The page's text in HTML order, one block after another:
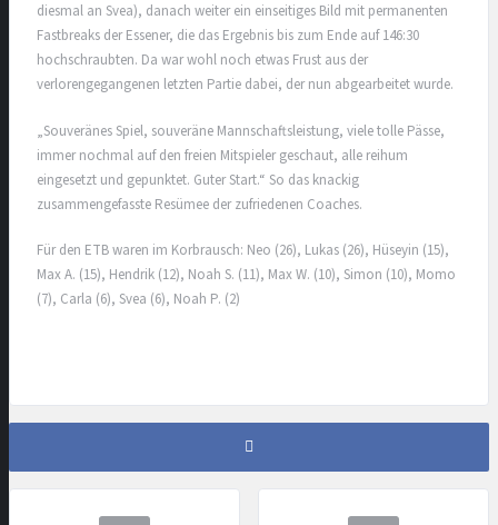
diesmal an Svea), danach weiter ein einseitiges Bild mit permanenten
Fastbreaks der Essener, die das Ergebnis bis zum Ende auf 146:30
hochschraubten. Da war wohl noch etwas Frust aus der
verlorengegangenen letzten Partie dabei, der nun abgearbeitet wurde.
„Souveränes Spiel, souveräne Mannschaftsleistung, viele tolle Pässe,
immer nochmal auf den freien Mitspieler geschaut, alle reihum
eingesetzt und gepunktet. Guter Start.“ So das knackig
zusammengefasste Resümee der zufriedenen Coaches.
Für den ETB waren im Korbrausch: Neo (26), Lukas (26), Hüseyin (15),
Max A. (15), Hendrik (12), Noah S. (11), Max W. (10), Simon (10), Momo
(7), Carla (6), Svea (6), Noah P. (2)